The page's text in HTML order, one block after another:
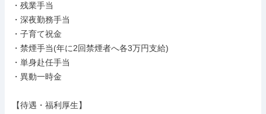
・残業手当
・深夜勤務手当
・子育て祝金
・禁煙手当(年に2回禁煙者へ各3万円支給)
・単身赴任手当
・異動一時金
【待遇・福利厚生】